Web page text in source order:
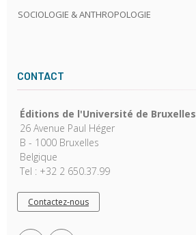
SOCIOLOGIE & ANTHROPOLOGIE
CONTACT
Éditions de l'Université de Bruxelles
26 Avenue Paul Héger
B - 1000 Bruxelles
Belgique
Tel : +32 2 650.37.99
Contactez-nous